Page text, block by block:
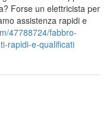
Forse un elettricista per
assistenza rapidi e
47788724/fabbro-
rapidi-e-qualificati